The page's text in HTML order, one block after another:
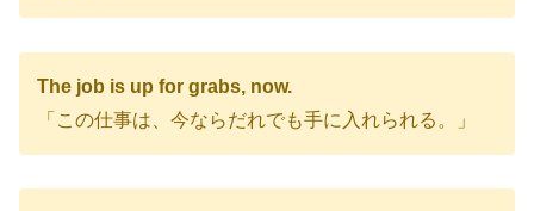
The job is up for grabs, now.
「この仕事は、今ならだれでも手に入れられる。」